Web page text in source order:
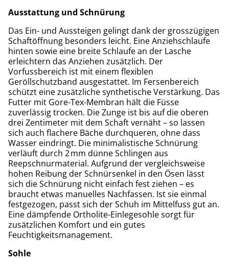
Ausstattung und Schnürung
Das Ein- und Aussteigen gelingt dank der grosszügigen
Schaftöffnung besonders leicht. Eine Anziehschlaufe
hinten sowie eine breite Schlaufe an der Lasche
erleichtern das Anziehen zusätzlich. Der
Vorfussbereich ist mit einem flexiblen
Geröllschutzband ausgestattet. Im Fersenbereich
schützt eine zusätzliche synthetische Verstärkung. Das
Futter mit Gore-Tex-Membran hält die Füsse
zuverlässig trocken. Die Zunge ist bis auf die oberen
drei Zentimeter mit dem Schaft vernäht – so lassen
sich auch flachere Bäche durchqueren, ohne dass
Wasser eindringt. Die minimalistische Schnürung
verläuft durch 2 mm dünne Schlingen aus
Reepschnurmaterial. Aufgrund der vergleichsweise
hohen Reibung der Schnürsenkel in den Ösen lässt
sich die Schnürung nicht einfach fest ziehen – es
braucht etwas manuelles Nachfassen. Ist sie einmal
festgezogen, passt sich der Schuh im Mittelfuss gut an.
Eine dämpfende Ortholite-Einlegesohle sorgt für
zusätzlichen Komfort und ein gutes
Feuchtigkeitsmanagement.
Sohle